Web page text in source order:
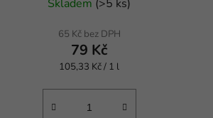
Skladem (>5 ks)
65 Kč bez DPH
79 Kč
Měrná
105,33 Kč / 1 l